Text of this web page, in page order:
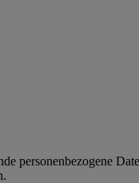
personenbezogene